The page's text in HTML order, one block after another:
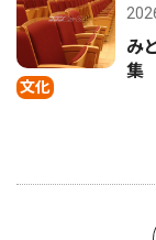
文化
み
集